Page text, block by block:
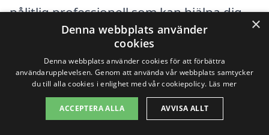
pålitlig professionell som kan hjälpa dig
med ditt takbyte.
Få 3 erbjudanden, gratis och utan
förpliktelser
×
Denna webbplats använder
cookies
Denna webbplats använder cookies för att förbättra
användarupplevelsen. Genom att använda vår webbplats samtycker
du till alla cookies i enlighet med vår cookiepolicy. Läs mer
ACCEPTERA ALLA AVVISA ALLT